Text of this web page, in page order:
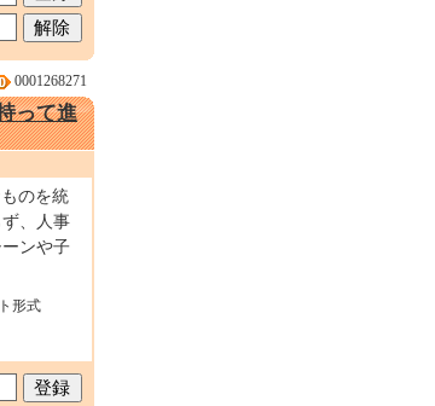
って進
のを統
、人事
ンや子
0001268271
形式